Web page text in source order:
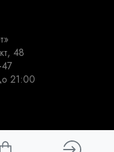
48
21:00